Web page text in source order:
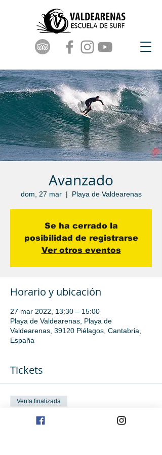
Avanzado
dom, 27 mar
  |
Playa de Valdearenas
Se ha cerrado la
posibilidad de registrarse
Ver otros eventos
Horario y ubicación
27 mar 2022, 13:30 – 15:00
Playa de Valdearenas, Playa de
Valdearenas, 39120 Piélagos, Cantabria,
España
Tickets
Venta finalizada
Tipo de entrada